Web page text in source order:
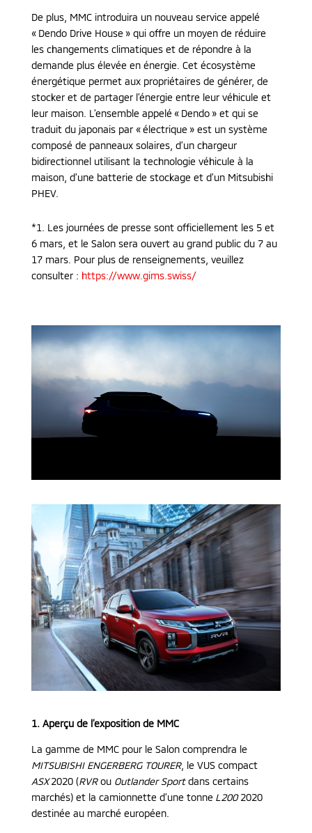
De plus, MMC introduira un nouveau service appelé
« Dendo Drive House » qui offre un moyen de réduire
les changements climatiques et de répondre à la
demande plus élevée en énergie. Cet écosystème
énergétique permet aux propriétaires de générer, de
stocker et de partager l’énergie entre leur véhicule et
leur maison. L’ensemble appelé « Dendo » et qui se
traduit du japonais par « électrique » est un système
composé de panneaux solaires, d’un chargeur
bidirectionnel utilisant la technologie véhicule à la
maison, d’une batterie de stockage et d’un Mitsubishi
PHEV.
*1. Les journées de presse sont officiellement les 5 et
6 mars, et le Salon sera ouvert au grand public du 7 au
17 mars. Pour plus de renseignements, veuillez
consulter : https://www.gims.swiss/
1. Aperçu de l’exposition de MMC
La gamme de MMC pour le Salon comprendra le
MITSUBISHI ENGERBERG TOURER, le VUS compact
ASX2020 (RVRou Outlander Sportdans certains
marchés) et la camionnette d’une tonne L2002020
destinée au marché européen.